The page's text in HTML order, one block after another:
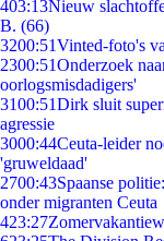
403:13Nieuw
B. (66)
3200:51Vinted-foto's
2300:51Onderzoek
oorlogsmisdadigers'
3100:51Dirk sluit
agressie
3000:44Ceuta-leider
'gruweldaad'
2700:43Spaanse
onder migranten Ceuta
423:27